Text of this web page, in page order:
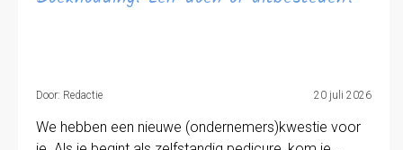
Door: Redactie 20 juli 2026
We hebben een nieuwe (ondernemers)kwestie voor